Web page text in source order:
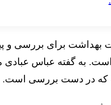
بهداشت برای بررسی و
به گفته عباس عبادی
که در دست بررسی است.